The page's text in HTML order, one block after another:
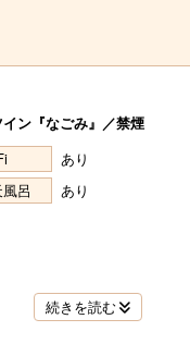
ン『なごみ』／禁煙
あり
呂 あり
続きを読む